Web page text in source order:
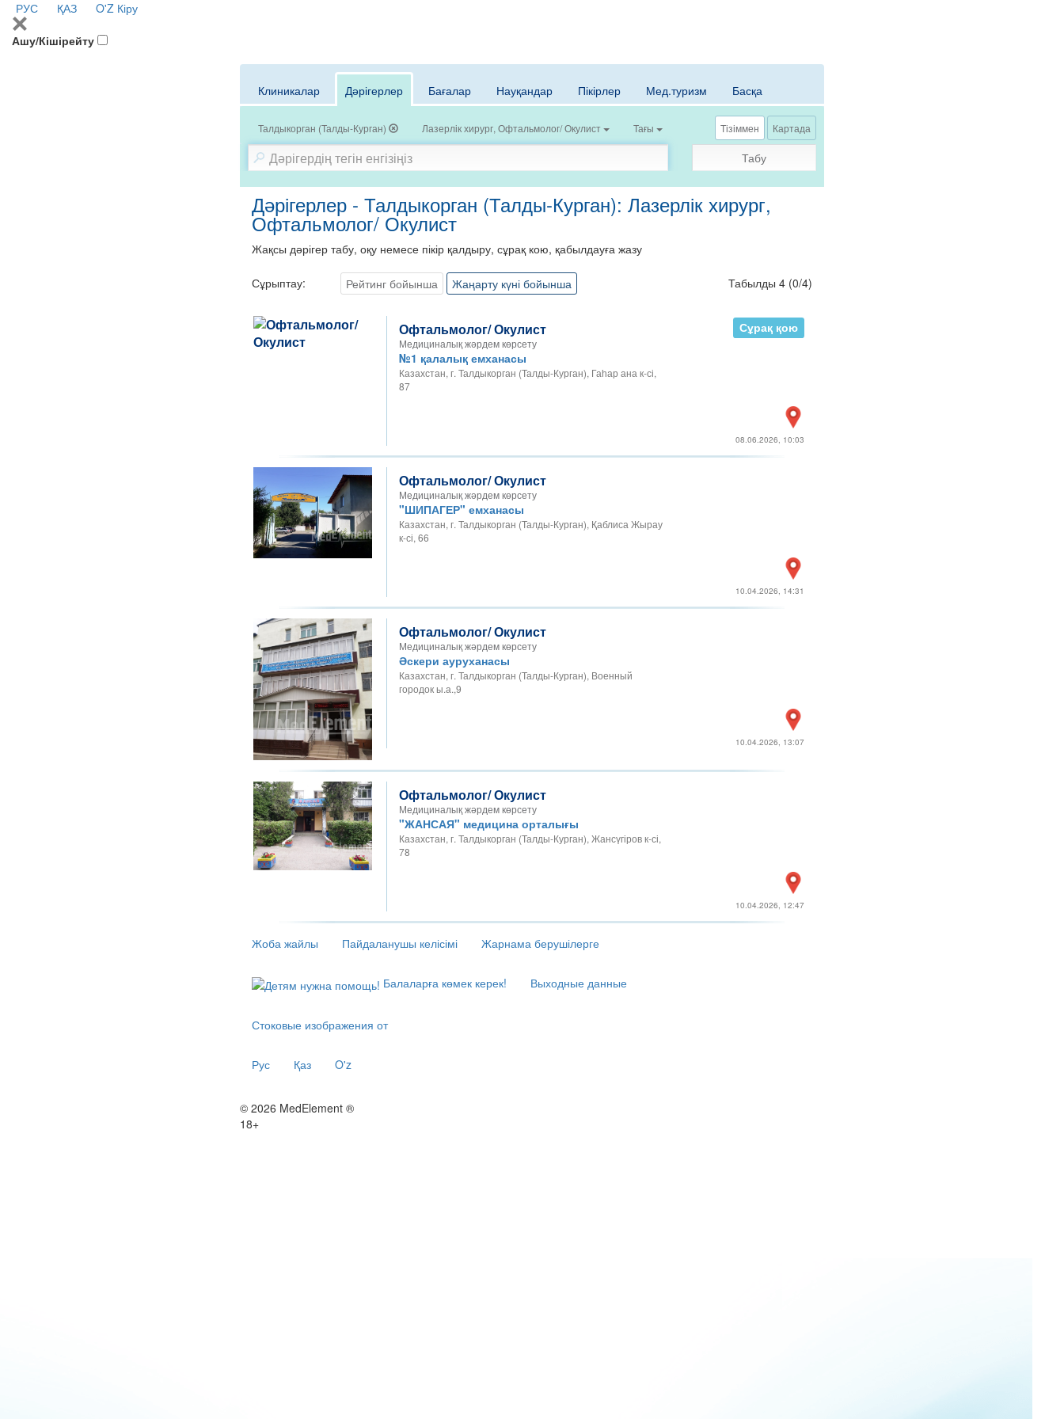
РУС ҚАЗ O'Z Кіру
Ашу/Кішірейту
Клиникалар Дәрігерлер Бағалар Науқандар Пікірлер Мед.туризм Басқа
Талдыкорган (Талды-Курган) Лазерлік хирург, Офтальмолог/ Окулист Тағы Тізіммен Картада
Табу
Дәрігерлер - Талдыкорган (Талды-Курган): Лазерлік хирург,
Офтальмолог/ Окулист
Жақсы дәрігер табу, оқу немесе пікір қалдыру, сұрақ кою, қабылдауға жазу
Сұрыптау: Рейтинг бойынша Жаңарту күні бойынша Табылды 4 (0/4)
Офтальмолог/ Окулист
Медициналық жәрдем көрсету
№1 қалалық емханасы
Казахстан, г. Талдыкорган (Талды-Курган), Гаһар ана к-сі,
87
Сұрақ қою
08.06.2026, 10:03
Офтальмолог/ Окулист
Медициналық жәрдем көрсету
"ШИПАГЕР" емханасы
Казахстан, г. Талдыкорган (Талды-Курган), Қаблиса Жырау
к-сі, 66
10.04.2026, 14:31
Офтальмолог/ Окулист
Медициналық жәрдем көрсету
Әскери ауруханасы
Казахстан, г. Талдыкорган (Талды-Курган), Военный
городок ы.а.,9
10.04.2026, 13:07
Офтальмолог/ Окулист
Медициналық жәрдем көрсету
"ЖАНСАЯ" медицина орталығы
Казахстан, г. Талдыкорган (Талды-Курган), Жансүгіров к-сі,
78
10.04.2026, 12:47
Жоба жайлы Пайдаланушы келісімі Жарнама берушілерге
Балаларға көмек керек! Выходные данные
Стоковые изображения от
Рус Қаз O'z
© 2026 MedElement ®
18+